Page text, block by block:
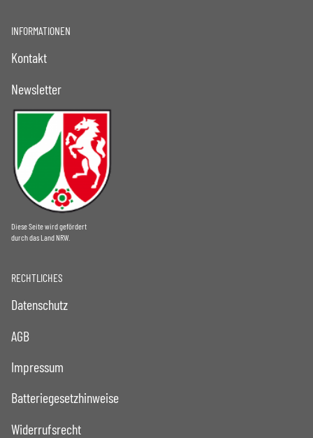
INFORMATIONEN
Kontakt
Newsletter
Diese Seite wird gefördert
durch das Land NRW.
RECHTLICHES
Datenschutz
AGB
Impressum
Batteriegesetzhinweise
Widerrufsrecht